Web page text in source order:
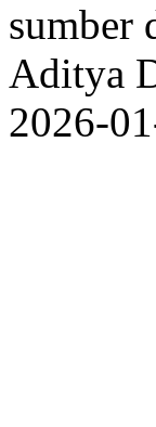
sumber
Aditya
2026-